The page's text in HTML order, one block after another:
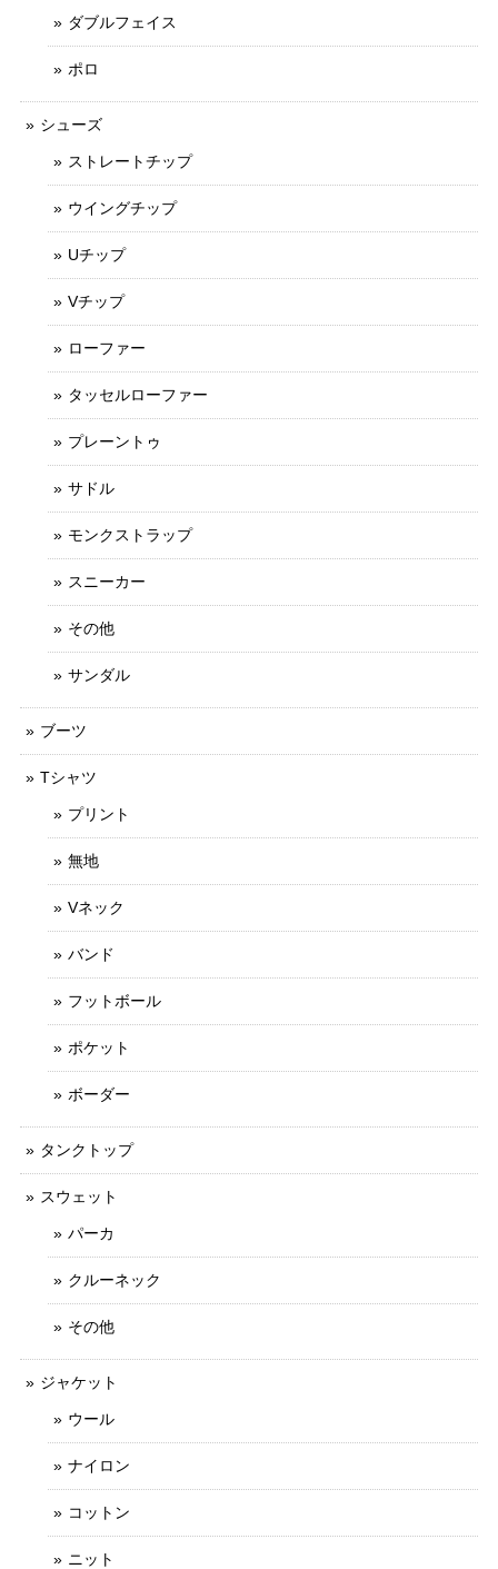
ダブルフェイス
ポロ
シューズ
ストレートチップ
ウイングチップ
Uチップ
Vチップ
ローファー
タッセルローファー
プレーントゥ
サドル
モンクストラップ
スニーカー
その他
サンダル
ブーツ
Tシャツ
プリント
無地
Vネック
バンド
フットボール
ポケット
ボーダー
タンクトップ
スウェット
パーカ
クルーネック
その他
ジャケット
ウール
ナイロン
コットン
ニット